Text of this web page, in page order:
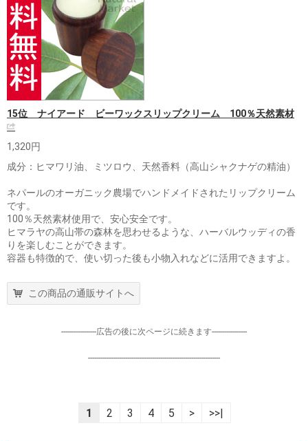
15位 ナイアード ビーワックスリップクリーム 100％天然素材
1,320円
成分：ヒマワリ油、ミツロウ、天然香料（高山シャクナゲの精油）
ネパールのオーガニック農場でハンドメイドされたリップクリーム
です。
100％天然素材使用で、安心安全です。
ヒマラヤの高山帯の森林を思わせるような、ハーバルウッディの香
りを楽しむことができます。
容器も特徴的で、使い切った後も小物入れなどに活用できますよ。
この商品の通販サイトへ
-----------------広告の後に次ページに続きます-----------------
----------------------------------------------------------------
1 2 3 4 5 > >>|